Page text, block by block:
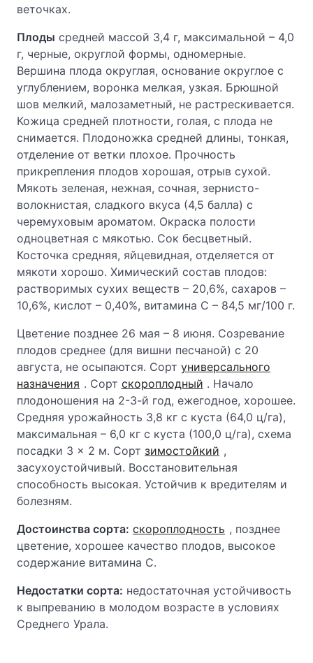
веточках.
Плоды средней массой 3,4 г, максимальной – 4,0
г, черные, округлой формы, одномерные.
Вершина плода округлая, основание округлое с
углублением, воронка мелкая, узкая. Брюшной
шов мелкий, малозаметный, не растрескивается.
Кожица средней плотности, голая, с плода не
снимается. Плодоножка средней длины, тонкая,
отделение от ветки плохое. Прочность
прикрепления плодов хорошая, отрыв сухой.
Мякоть зеленая, нежная, сочная, зернисто-
волокнистая, сладкого вкуса (4,5 балла) с
черемуховым ароматом. Окраска полости
одноцветная с мякотью. Сок бесцветный.
Косточка средняя, яйцевидная, отделяется от
мякоти хорошо. Химический состав плодов:
растворимых сухих веществ – 20,6%, сахаров –
10,6%, кислот – 0,40%, витамина С – 84,5 мг/100 г.
Цветение позднее 26 мая – 8 июня. Созревание
плодов среднее (для вишни песчаной) с 20
августа, не осыпаются. Сорт универсального
назначения . Сорт скороплодный . Начало
плодоношения на 2-3-й год, ежегодное, хорошее.
Средняя урожайность 3,8 кг с куста (64,0 ц/га),
максимальная – 6,0 кг с куста (100,0 ц/га), схема
посадки 3 × 2 м. Сорт зимостойкий ,
засухоустойчивый. Восстановительная
способность высокая. Устойчив к вредителям и
болезням.
Достоинства сорта: скороплодность , позднее
цветение, хорошее качество плодов, высокое
содержание витамина С.
Недостатки сорта: недостаточная устойчивость
к выпреванию в молодом возрасте в условиях
Среднего Урала.